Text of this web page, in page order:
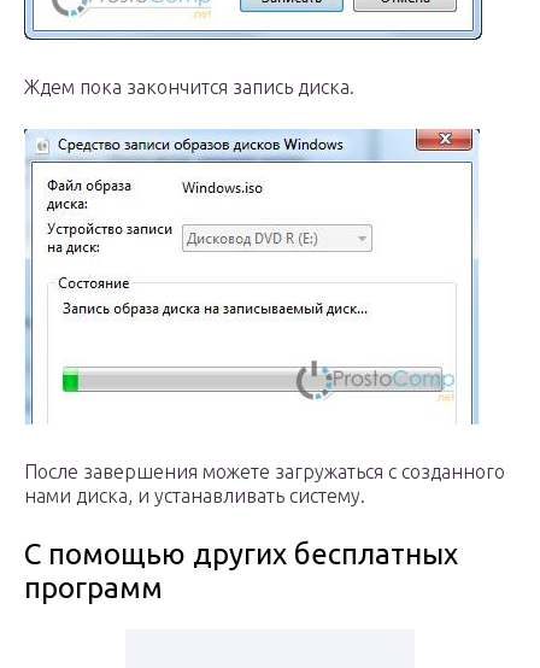
Ждем пока закончится запись диска.
После завершения можете загружаться с созданного
нами диска, и устанавливать систему.
С помощью других бесплатных
программ